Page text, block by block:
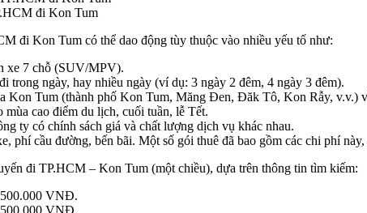
đi Kon Tum
đi Kon Tum có thể dao động tùy thuộc vào nhiều yếu tố như:
xe 7 chỗ (SUV/MPV).
trong ngày, hay nhiều ngày (ví dụ: 3 ngày 2 đêm, 4 ngày 3 đêm).
Kon Tum (thành phố Kon Tum, Măng Đen, Đăk Tô, Kon Rẫy, v.v.)
mùa cao điểm du lịch, cuối tuần, lễ Tết.
ty có chính sách giá và chất lượng dịch vụ khác nhau.
phí cầu đường, bến bãi. Một số gói thuê đã bao gồm các chi phí
đi TP.HCM – Kon Tum (một chiều), dựa trên thông tin tìm kiếm:
VNĐ.